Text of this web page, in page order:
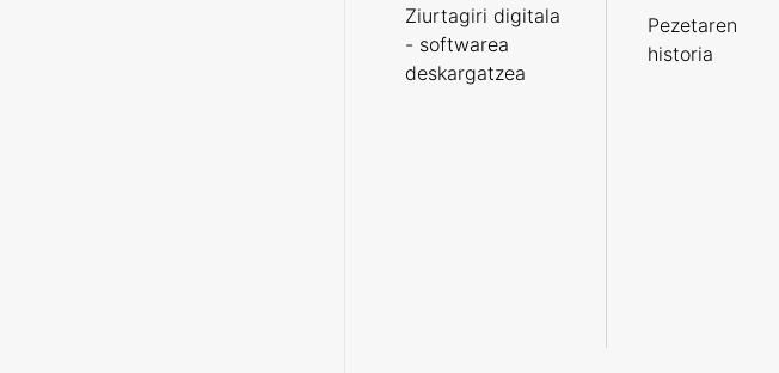
Ziurtagiri digitala
- softwarea
deskargatzea
Pezetaren
historia